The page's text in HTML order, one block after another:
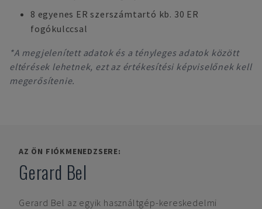
8 egyenes ER szerszámtartó kb. 30 ER
fogókulccsal
*A megjelenített adatok és a tényleges adatok között
eltérések lehetnek, ezt az értékesítési képviselőnek kell
megerősítenie.
AZ ÖN FIÓKMENEDZSERE:
Gerard Bel
Gerard Bel az egyik használtgép-kereskedelmi